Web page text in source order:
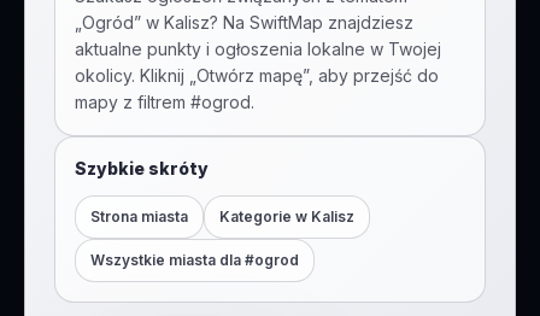
Ogród” w Kalisz? Na SwiftMap znajdziesz
aktualne punkty i ogłoszenia lokalne w Twojej
okolicy. Kliknij „Otwórz mapę”, aby przejść do
mapy z filtrem #ogrod.
Szybkie skróty
Strona miasta Kategorie w Kalisz
Wszystkie miasta dla #ogrod